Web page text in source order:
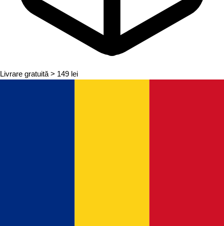
Livrare gratuită > 149 lei